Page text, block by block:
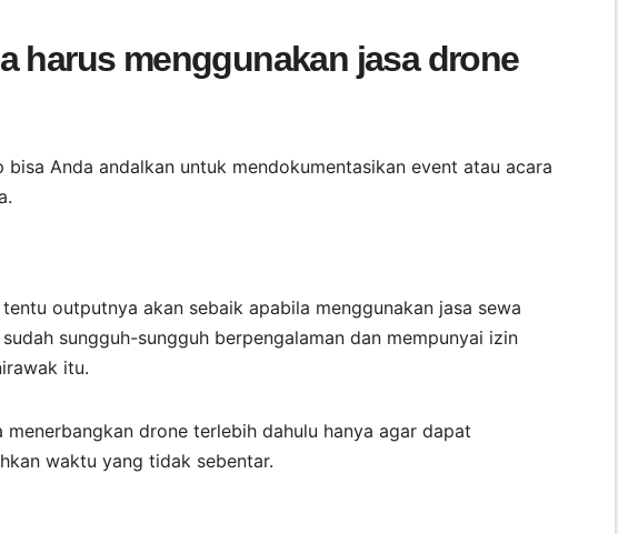
harus menggunakan jasa drone
Anda andalkan untuk mendokumentasikan event atau acara
outputnya akan sebaik apabila menggunakan jasa sewa
sungguh-sungguh berpengalaman dan mempunyai izin
itu.
drone terlebih dahulu hanya agar dapat
waktu yang tidak sebentar.